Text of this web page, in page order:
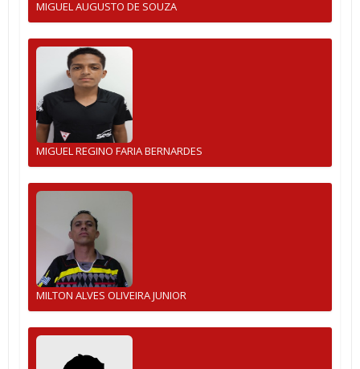
MIGUEL AUGUSTO DE SOUZA
MIGUEL REGINO FARIA BERNARDES
MILTON ALVES OLIVEIRA JUNIOR